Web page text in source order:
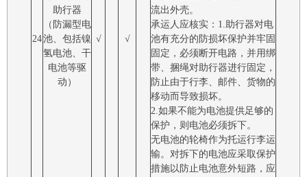
24
助行器
（防漏型电
池、包括镍
氢电池、干
电池等驱
动）
√ √
流出外壳。
承运人应核实：1.助行器对电
池有充分的防损坏保护并牢固
固定，必须断开电路，并用绑
带、捆绳对助行器进行固定，
防止由于行李、邮件、货物的
移动而导致损坏。
2.如果不能为电池提供足够的
保护，则电池必须拆下。
无电池的轮椅作为托运行李运
输。对拆下的电池应采取保护
措施以防止电池意外短路，应